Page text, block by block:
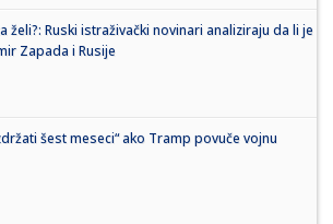
želi?: Ruski istraživački novinari analiziraju da li je
Zapada i Rusije
šest meseci“ ako Tramp povuče vojnu